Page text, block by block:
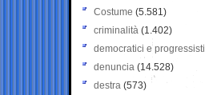
Costume (5.581)
criminalità (1.402)
democratici e progressisti
denuncia (14.528)
destra (573)